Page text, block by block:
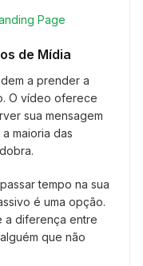
Page
de Mídia
a prender a
O vídeo oferece
sua mensagem
maioria das
tempo na sua
é uma opção.
a diferença entre
que não